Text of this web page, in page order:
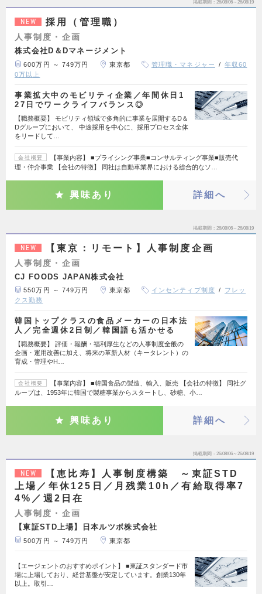
掲載期間 26/08/06～26/08/19
NEW 採用（管理職）
人事制度・企画
株式会社D＆Dマネージメント
600万円 ～ 749万円 東京都 管理職・マネジャー
年収60
0万以上
事業拡大中のモビリティ企業／年間休日1
27日でワークライフバランス◎
【職務概要】 モビリティ領域で多角的に事業を展開するD＆
Dグループにおいて、 中途採用を中心に、採用プロセス全体
をリードして…
会社概要
【事業内容】 ■プライシング事業■コンサルティング事業■販売代
理・仲介事業 【会社の特徴】 同社は自動車業界における総合的なソ…
興味あり 詳細へ
掲載期間 26/08/06～26/08/19
NEW 【東京：リモート】人事制度企画
人事制度・企画
CJ FOODS JAPAN株式会社
550万円 ～ 749万円 東京都 インセンティブ制度
フレッ
クス勤務
韓国トップクラスの食品メーカーの日本法
人／完全週休2日制／韓国語も活かせる
【職務概要】 評価・報酬・福利厚生などの人事制度全般の
企画・運用改善に加え、将来の革新人材（キータレント）の
育成・管理やH…
会社概要
【事業内容】 ■韓国食品の製造、輸入、販売 【会社の特徴】 同社グ
ループは、1953年に韓国で製糖事業からスタートし、砂糖、小…
興味あり 詳細へ
掲載期間 26/08/06～26/08/19
NEW
【恵比寿】人事制度構築 ～東証STD
上場／年休125日／月残業10h／有給取得率7
4%／週2日在
人事制度・企画
【東証STD上場】日本ルツボ株式会社
500万円 ～ 749万円 東京都
【エージェントのおすすめポイント】 ■東証スタンダード市
場に上場しており、経営基盤が安定しています。創業130年
以上。取引…